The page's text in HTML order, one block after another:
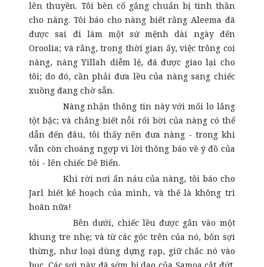
lên thuyền. Tôi bèn cố gắng chuẩn bị tinh thần
cho nàng. Tôi báo cho nàng biết rằng Aleema đã
được sai đi làm một sứ mệnh dài ngày đến
Oroolia; và rằng, trong thời gian ấy, việc trông coi
nàng, nàng Yillah diễm lệ, đã được giao lại cho
tôi; do đó, cần phải đưa lều của nàng sang chiếc
xuồng đang chờ sẵn.
Nàng nhận thông tin này với mối lo lắng
tột bậc; và chẳng biết nỗi rối bời của nàng có thể
dẫn đến đâu, tôi thấy nên đưa nàng - trong khi
vẫn còn choáng ngợp vì lời thông báo về ý đồ của
tôi - lên chiếc Dê Biển.
Khi rời nơi ẩn náu của nàng, tôi báo cho
Jarl biết kế hoạch của mình, và thế là không trì
hoãn nữa!
Bên dưới, chiếc lều được gắn vào một
khung tre nhẹ; và từ các góc trên của nó, bốn sợi
thừng, như loại dùng dựng rạp, giữ chắc nó vào